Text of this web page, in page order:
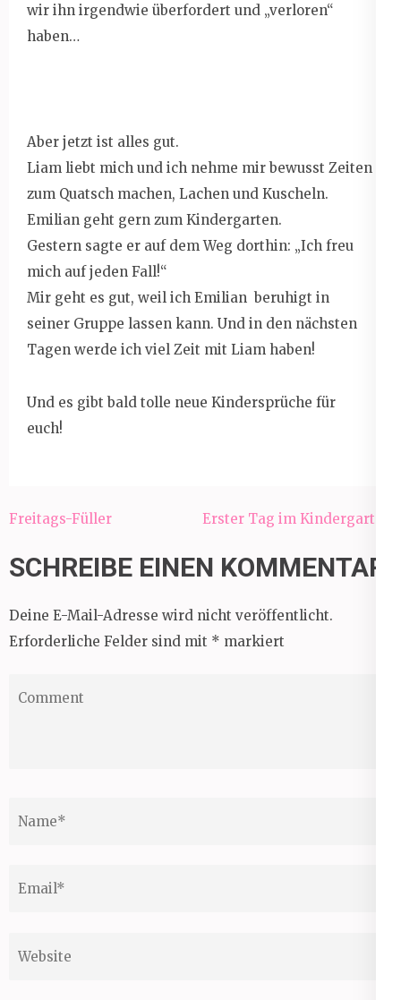
wir ihn irgendwie überfordert und „verloren“
haben…
Aber jetzt ist alles gut.
Liam liebt mich und ich nehme mir bewusst Zeiten
zum Quatsch machen, Lachen und Kuscheln.
Emilian geht gern zum Kindergarten.
Gestern sagte er auf dem Weg dorthin: „Ich freu
mich auf jeden Fall!“
Mir geht es gut, weil ich Emilian beruhigt in
seiner Gruppe lassen kann. Und in den nächsten
Tagen werde ich viel Zeit mit Liam haben!
Und es gibt bald tolle neue Kindersprüche für
euch!
Beitragsnavigation
Freitags-Füller Erster Tag im Kindergarten
SCHREIBE EINEN KOMMENTAR
Deine E-Mail-Adresse wird nicht veröffentlicht.
Erforderliche Felder sind mit * markiert